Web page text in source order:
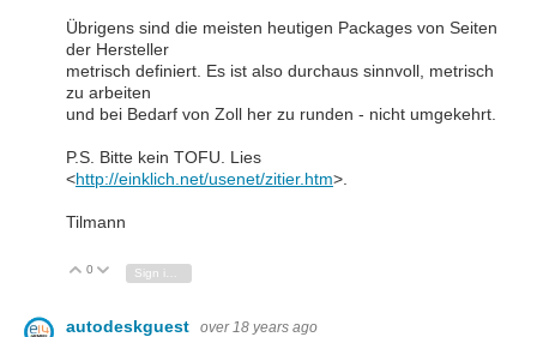
Übrigens sind die meisten heutigen Packages von Seiten
der Hersteller
metrisch definiert. Es ist also durchaus sinnvoll, metrisch
zu arbeiten
und bei Bedarf von Zoll her zu runden - nicht umgekehrt.
P.S. Bitte kein TOFU. Lies
<http://einklich.net/usenet/zitier.htm>.
Tilmann
Vote Up
0 Vote Down
autodeskguest over 18 years ago